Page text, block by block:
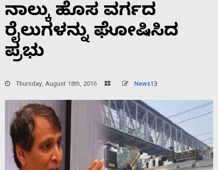
ನಾಲ್ಕು ಹೊಸ ವರ್ಗದ
ರೈಲುಗಳನ್ನು ಘೋಷಿಸಿದ
ಪ್ರಭು
Thursday, August 18th, 2016 News13